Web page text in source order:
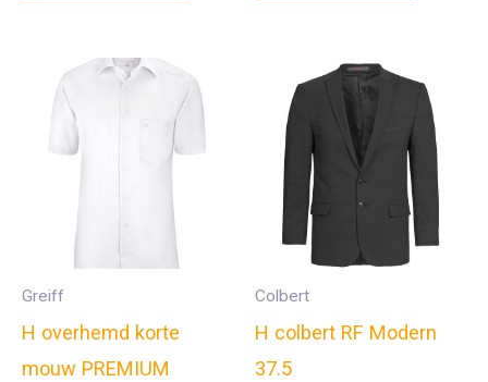
Greiff
H overhemd korte
mouw PREMIUM
Colbert
H colbert RF Modern
37.5